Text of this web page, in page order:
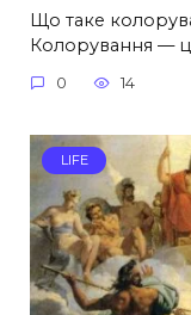
Що таке
Колорування —
0 14
LIFE